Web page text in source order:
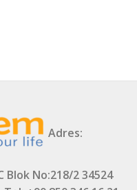
Adres:
Blok No:218/2 34524